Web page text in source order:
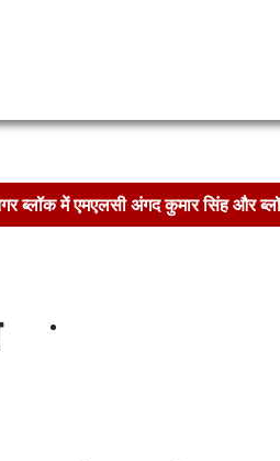
ब्लॉक में एमएलसी अंगद कुमार सिंह और